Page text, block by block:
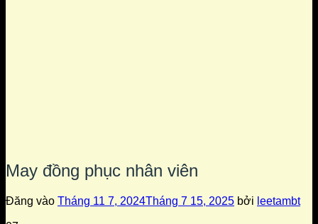
May đồng phục nhân viên
Đăng vào Tháng 11 7, 2024Tháng 7 15, 2025 bởi leetambt